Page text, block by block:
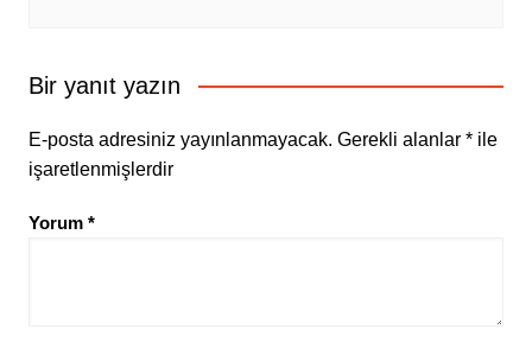
Bir yanıt yazın
E-posta adresiniz yayınlanmayacak. Gerekli alanlar *ile
işaretlenmişlerdir
Yorum *